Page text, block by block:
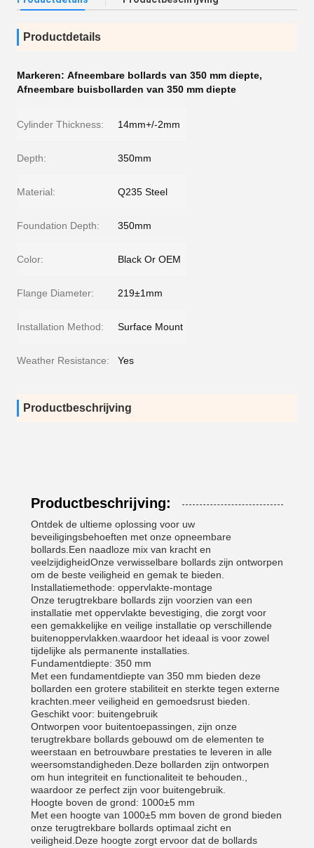
Productdetails
Markeren: Afneembare bollards van 350 mm diepte,
Afneembare buisbollarden van 350 mm diepte
Cylinder Thickness: 14mm+/-2mm
Depth: 350mm
Material: Q235 Steel
Foundation Depth: 350mm
Color: Black Or OEM
Flange Diameter: 219±1mm
Installation Method: Surface Mount
Weather Resistance: Yes
Productbeschrijving
Productbeschrijving:
Ontdek de ultieme oplossing voor uw
beveiligingsbehoeften met onze opneembare
bollards.Een naadloze mix van kracht en
veelzijdigheidOnze verwisselbare bollards zijn ontworpen
om de beste veiligheid en gemak te bieden.
Installatiemethode: oppervlakte-montage
Onze terugtrekbare bollards zijn voorzien van een
installatie met oppervlakte bevestiging, die zorgt voor
een gemakkelijke en veilige installatie op verschillende
buitenoppervlakken.waardoor het ideaal is voor zowel
tijdelijke als permanente installaties.
Fundamentdiepte: 350 mm
Met een fundamentdiepte van 350 mm bieden deze
bollarden een grotere stabiliteit en sterkte tegen externe
krachten.meer veiligheid en gemoedsrust bieden.
Geschikt voor: buitengebruik
Ontworpen voor buitentoepassingen, zijn onze
terugtrekbare bollards gebouwd om de elementen te
weerstaan en betrouwbare prestaties te leveren in alle
weersomstandigheden.Deze bollarden zijn ontworpen
om hun integriteit en functionaliteit te behouden.,
waardoor ze perfect zijn voor buitengebruik.
Hoogte boven de grond: 1000±5 mm
Met een hoogte van 1000±5 mm boven de grond bieden
onze terugtrekbare bollards optimaal zicht en
veiligheid.Deze hoogte zorgt ervoor dat de bollards